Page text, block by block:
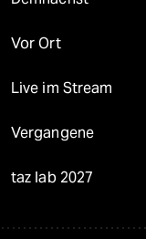
Vor Ort
Live im Stream
Vergangene
taz lab 2027